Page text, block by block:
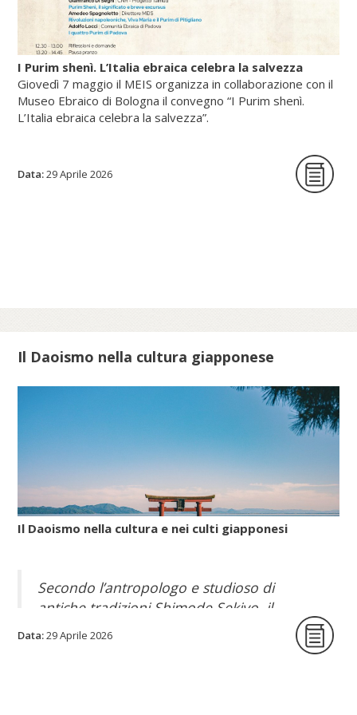
I Purim shenì. L’Italia ebraica celebra la salvezza
Giovedì 7 maggio il MEIS organizza in collaborazione con il
Museo Ebraico di Bologna il convegno “I Purim shenì.
L’Italia ebraica celebra la salvezza”.
La giornata di studi intende per la prima
volta indagare origine, circostanze storiche
Data:29 Aprile 2026
Il Daoismo nella cultura giapponese
Il Daoismo nella cultura e nei culti giapponesi
Secondo l’antropologo e studioso di
antiche tradizioni Shimode Sekiyo, il
Daoismo popolare, con le sue pratiche per
allungare la vita, giunse nell’arcipelago
Data:29 Aprile 2026